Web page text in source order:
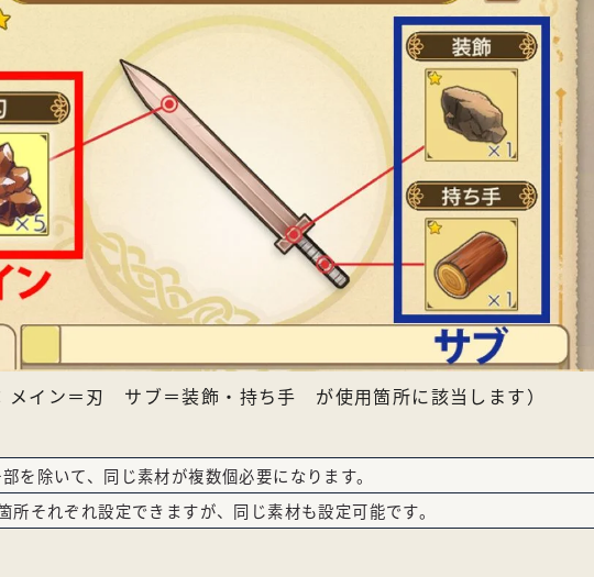
メイン＝刃 サブ＝装飾・持ち手 が使用箇所に該当します）
を除いて、同じ素材が複数個必要になります。
所それぞれ設定できますが、同じ素材も設定可能です。